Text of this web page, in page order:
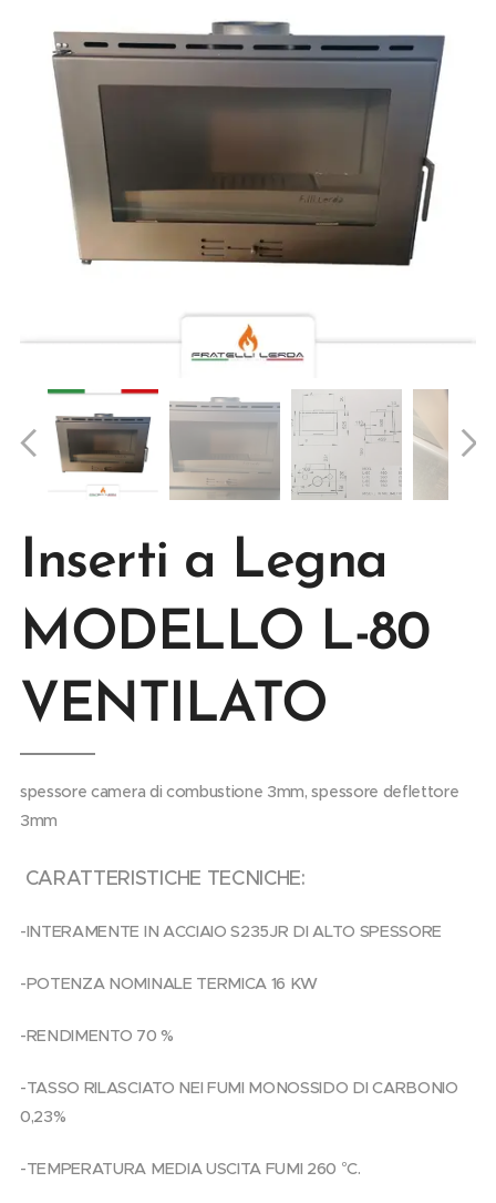
Inserti a Legna
MODELLO L-80
VENTILATO
spessore camera di combustione 3mm, spessore deflettore
3mm
CARATTERISTICHE TECNICHE:
-INTERAMENTE IN ACCIAIO S235JR DI ALTO SPESSORE
-POTENZA NOMINALE TERMICA 16 KW
-RENDIMENTO 70 %
-TASSO RILASCIATO NEI FUMI MONOSSIDO DI CARBONIO
0,23%
-TEMPERATURA MEDIA USCITA FUMI 260 °C.